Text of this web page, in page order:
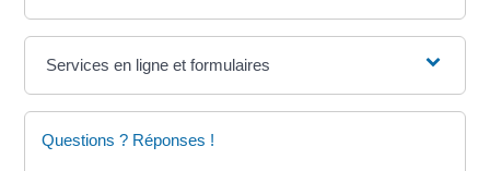
Services en ligne et formulaires
Questions ? Réponses !